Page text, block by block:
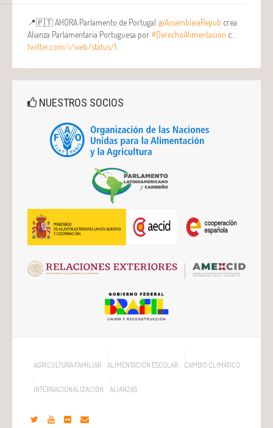
📍🇵🇹 AHORA Parlamento de Portugal @AssembleiaRepub crea
Alianza Parlamentaria Portuguesa por#DerechoAlimentación c…
twitter.com/i/web/status/1…
NUESTROS SOCIOS
AGRICULTURA FAMILIAR ALIMENTACIÓN ESCOLAR CAMBIO CLIMÁTICO
INTERNACIONALIZACIÓN ALIANZAS